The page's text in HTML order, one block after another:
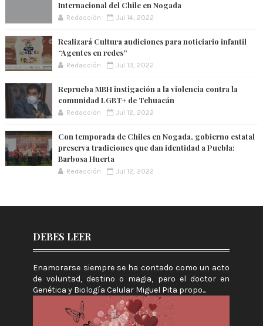
Internacional del Chile en Nogada
Redacción Jul 14, 2022
Realizará Cultura audiciones para noticiario infantil
“Agentes en redes”
Redacción Jul 13, 2022
Reprueba MBH instigación a la violencia contra la
comunidad LGBT+ de Tehuacán
Redacción Jul 12, 2022
Con temporada de Chiles en Nogada, gobierno estatal
preserva tradiciones que dan identidad a Puebla:
Barbosa Huerta
Redacción Jul 12, 2022
DEBES LEER
Enamorarse siempre se ha contado como un acto
de voluntad, destino o magia, pero el doctor en
Genética y Biología Celular Miguel Pita propo...